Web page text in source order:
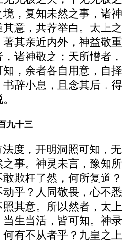
，复知未然之事，诸神
意，共荐举白。太上之
其亲近内外，神益敬重
诸神敬之；天所憎者，
，余者各自用意，自择
辞小息，且念其后，得
九十三
度，开明洞照可知，无
事。神灵未言，豫知所
欺枉了然，何所复道？
乎？人同敬畏，心不悉
其意。所以然者，太上
生当活，皆可知。神录
有不从者乎？九皇之上